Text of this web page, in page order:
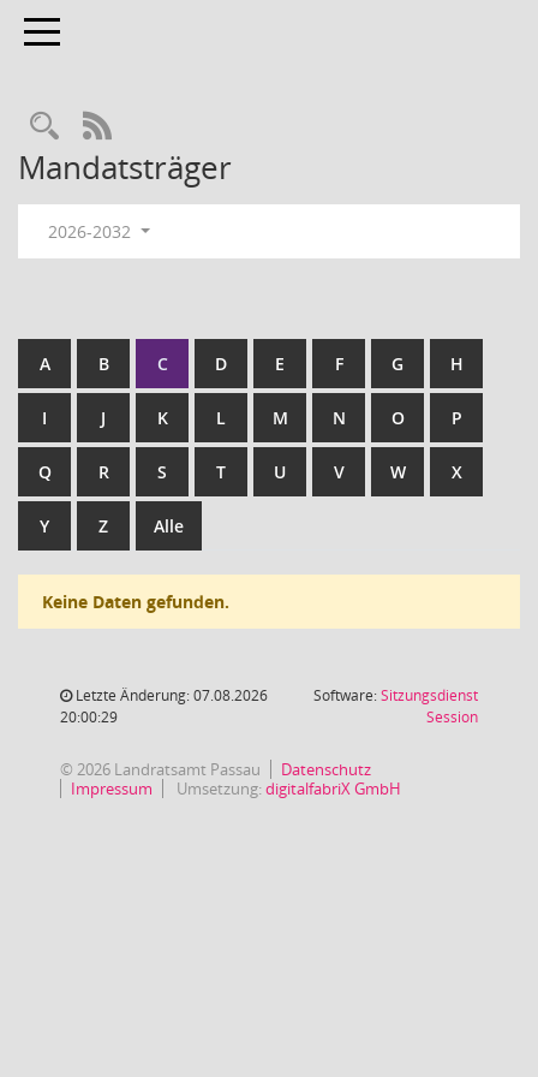
Toggle navigation
RSS-Feed
Mandatsträger
2026-2032
A B C D E F G H
I J K L M N O P
Q R S T U V W X
Y Z Alle
Keine Daten gefunden.
Letzte Änderung: 07.08.2026
20:00:29
Software:Sitzungsdienst
Session(Wird in
© 2026 Landratsamt Passau
Datenschutz
Impressum
Umsetzung:digitalfabriX GmbH